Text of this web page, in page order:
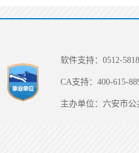
软件支持：0512-
CA支持：400-615-
主办单位：六安市